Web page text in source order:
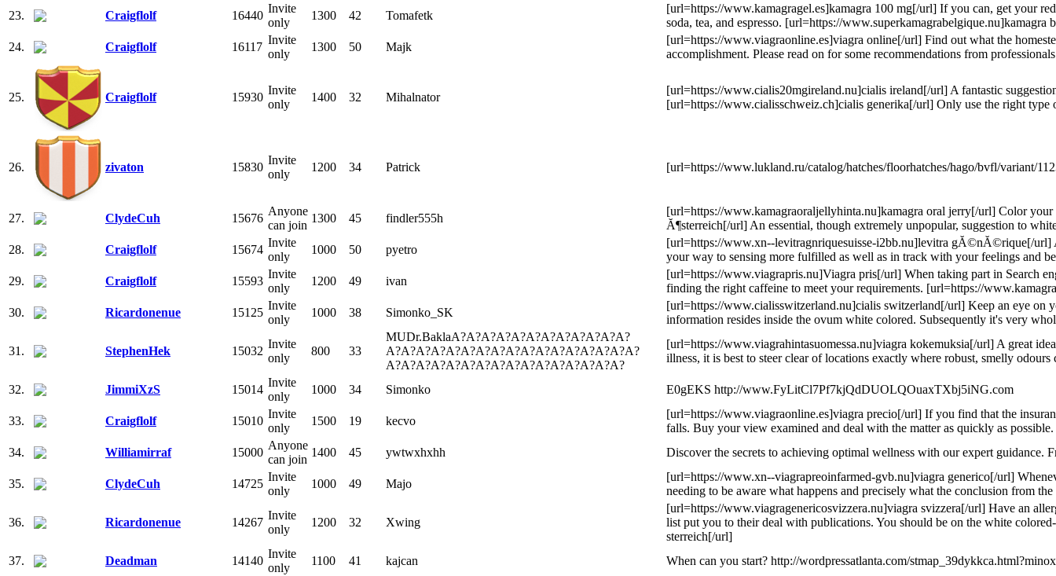
23.
Craigflolf 16440
Invite
only
1300 42 Tomafetk
[url=https://www.kamagragel.es]kamagra 100 mg[/url] If you can, get your
soda, tea, and espresso. [url=https://
24.
Craigflolf 16117
Invite
only
1300 50 Majk
[url=https://www.viagraonline.es]viagra online[/url] Find out what the
accomplishment. Please read on for some recommendations from
25. Craigflolf 15930
Invite
only
1400 32 Mihalnator
[url=https://www.cialis20mgireland.nu]cialis ireland[/url] A fantastic
[url=https://www.cialisschweiz.ch]cialis generika[/url] Only use the right type
26. zivaton 15830
Invite
only
1200 34 Patrick [url=https://www.lukland.ru/catalog/hatches/floorhatches/hago/bvfl/variant/
27. ClydeCuh 15676
Anyone
can join
1300 45 findler555h
[url=https://www.kamagraoraljellyhinta.nu]kamagra oral jerry[/url] Color your
Ă¶sterreich[/url] An essential, though extremely unpopular, suggestion to
28.
Craigflolf 15674
Invite
only
1000 50 pyetro
[url=https://www.xn--levitragnriquesuisse-i2bb.nu]levitra gĂ©nĂ©rique[/url]
your way to sensing more fulfilled as well as in track with your feelings and
29.
Craigflolf 15593
Invite
only
1200 49 ivan
[url=https://www.viagrapris.nu]Viagra pris[/url] When taking part in Search
finding the right caffeine to meet your requirements. [url=https://
30.
Ricardonenue 15125
Invite
only
1000 38 Simonko_SK
[url=https://www.cialisswitzerland.nu]cialis switzerland[/url] Keep an eye on
information resides inside the ovum white colored. Subsequently it's very
31. StephenHek 15032
Invite
only
800 33
MUDr.BaklaA?A?A?A?A?A?A?A?A?A?A?A?
A?A?A?A?A?A?A?A?A?A?A?A?A?A?A?A?A?
A?A?A?A?A?A?A?A?A?A?A?A?A?A?A?A?
[url=https://www.viagrahintasuomessa.nu]viagra kokemuksia[/url] A great
illness, it is best to steer clear of locations exactly where robust, smelly
32. JimmiXzS 15014
Invite
only
1000 34 Simonko E0gEKS http://www.FyLitCl7Pf7kjQdDUOLQOuaxTXbj5iNG.com
33. Craigflolf 15010
Invite
only
1500 19 kecvo
[url=https://www.viagraonline.es]viagra precio[/url] If you find that the
falls. Buy your view examined and deal with the matter as quickly as
34.
Williamirraf 15000
Anyone
can join
1400 45 ywtwxhxhh Discover the secrets to achieving optimal wellness with our expert
35. ClydeCuh 14725
Invite
only
1000 49 Majo
[url=https://www.xn--viagrapreoinfarmed-gvb.nu]viagra generico[/url]
needing to be aware what happens and precisely what the conclusion from
36. Ricardonenue 14267
Invite
only
1200 32 Xwing
[url=https://www.viagragenericosvizzera.nu]viagra svizzera[/url] Have an
list put you to their deal with publications. You should be on the white
sterreich[/url]
37.
Deadman 14140
Invite
only
1100 41 kajcan When can you start? http://wordpressatlanta.com/